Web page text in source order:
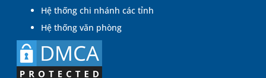
Hệ thống chi nhánh các tỉnh
Hệ thống văn phòng